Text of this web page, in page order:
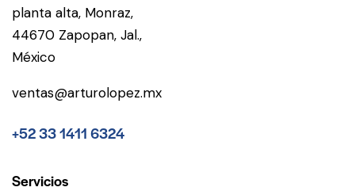
planta alta, Monraz,
44670 Zapopan, Jal.,
México
ventas@arturolopez.mx
+52 33 1411 6324
Servicios